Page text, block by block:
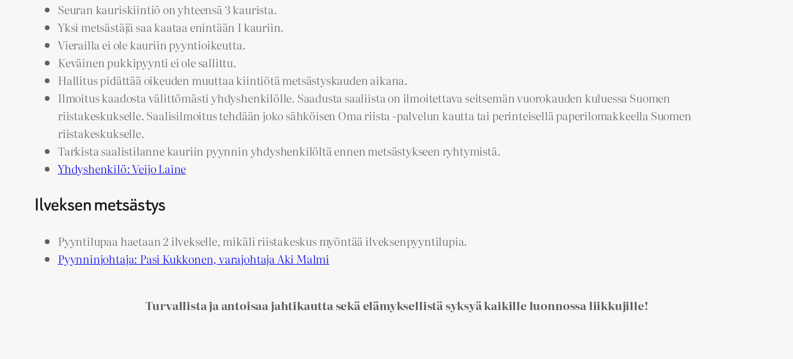
Seuran kauriskiintiö on yhteensä 3 kaurista.
Yksi metsästäjä saa kaataa enintään 1 kauriin.
Vierailla ei ole kauriin pyyntioikeutta.
Keväinen pukkipyynti ei ole sallittu.
Hallitus pidättää oikeuden muuttaa kiintiötä metsästyskauden aikana.
Ilmoitus kaadosta välittömästi yhdyshenkilölle. Saadusta saaliista on ilmoitettava seitsemän vuorokauden kuluessa Suomen
riistakeskukselle. Saalisilmoitus tehdään joko sähköisen Oma riista -palvelun kautta tai perinteisellä paperilomakkeella Suomen
riistakeskukselle.
Tarkista saalistilanne kauriin pyynnin yhdyshenkilöltä ennen metsästykseen ryhtymistä.
Yhdyshenkilö: Veijo Laine
Ilveksen metsästys
Pyyntilupaa haetaan 2 ilvekselle, mikäli riistakeskus myöntää ilveksenpyyntilupia.
Pyynninjohtaja: Pasi Kukkonen, varajohtaja Aki Malmi
Turvallista ja antoisaa jahtikautta sekä elämyksellistä syksyä kaikille luonnossa liikkujille!